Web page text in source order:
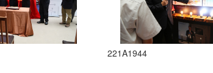
221A1944